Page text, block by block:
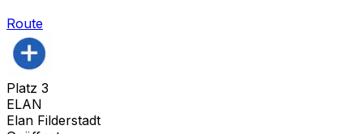
Route
Platz 3
ELAN
Elan Filderstadt